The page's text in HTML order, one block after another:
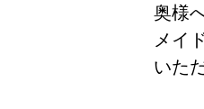
奥様
メイ
いた